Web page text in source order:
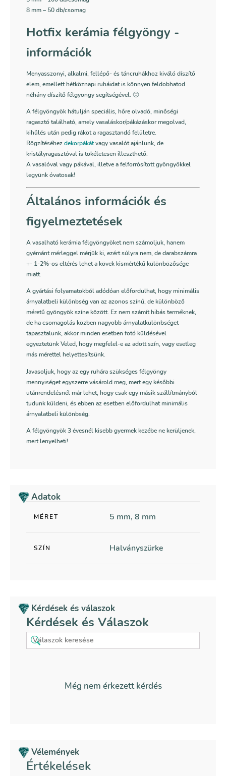
8 mm – 50 db/csomag
Hotfix kerámia félgyöngy -
információk
Menyasszonyi, alkalmi, fellépő- és táncruhákhoz kiváló díszítő
elem, emellett hétköznapi ruháidat is könnyen feldobhatod
néhány díszítő félgyöngy segítségével. 🙂
A félgyöngyök hátulján speciális, hőre olvadó, minőségi
ragasztó található, amely vasaláskor/pákázáskor megolvad,
kihűlés után pedig ráköt a ragasztandó felületre.
Rögzítéséhezdekorpákátvagy vasalót ajánlunk, de
kristályragasztóval is tökéletesen illeszthető.
A vasalóval vagy pákával, illetve a felforrósított gyöngyökkel
legyünk óvatosak!
Általános információk és
figyelmeztetések
A vasalható kerámia félgyöngyöket nem számoljuk, hanem
gyémánt mérleggel mérjük ki, ezért súlyra nem, de darabszámra
+- 1-2%-os eltérés lehet a kövek kismértékű különbözősége
miatt.
A gyártási folyamatokból adódóan előfordulhat, hogy minimális
árnyalatbeli különbség van az azonos színű, de különböző
méretű gyöngyök színe között. Ez nem számít hibás terméknek,
de ha csomagolás közben nagyobb árnyalatkülönbséget
tapasztalunk, akkor minden esetben fotó küldésével
egyeztetünk Veled, hogy megfelel-e az adott szín, vagy esetleg
más mérettel helyettesítsünk.
Javasoljuk, hogy az egy ruhára szükséges félgyöngy
mennyiséget egyszerre vásárold meg, mert egy későbbi
utánrendelésnél már lehet, hogy csak egy másik szállítmányból
tudunk küldeni, és ebben az esetben előfordulhat minimális
árnyalatbeli különbség.
A félgyöngyök 3 évesnél kisebb gyermek kezébe ne kerüljenek,
mert lenyelheti!
Adatok
MÉRET 5 mm, 8 mm
SZÍN Halványszürke
Kérdések és válaszok
Kérdések és Válaszok
Még nem érkezett kérdés
Vélemények
Értékelések